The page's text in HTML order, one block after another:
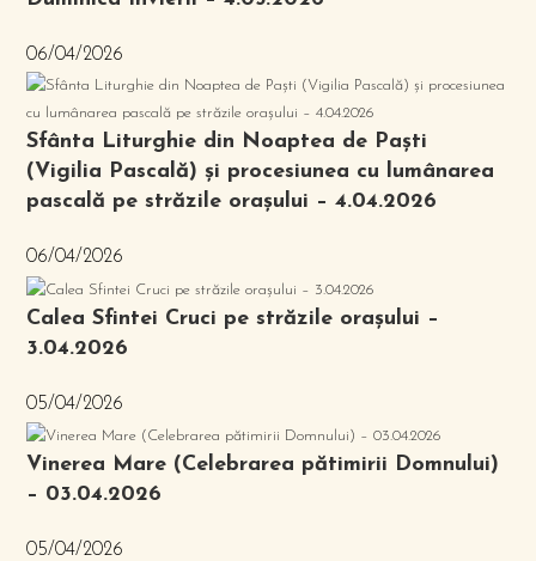
06/04/2026
Sfânta Liturghie din Noaptea de Paști
(Vigilia Pascală) și procesiunea cu lumânarea
pascală pe străzile orașului – 4.04.2026
06/04/2026
Calea Sfintei Cruci pe străzile orașului –
3.04.2026
05/04/2026
Vinerea Mare (Celebrarea pătimirii Domnului)
– 03.04.2026
05/04/2026